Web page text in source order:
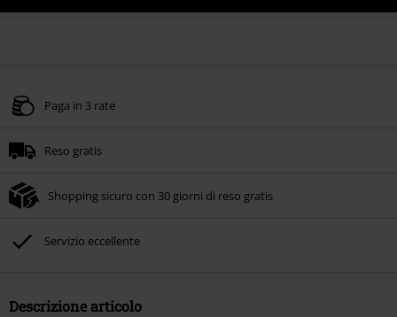
Paga in 3 rate
Reso gratis
Shopping sicuro con 30 giorni di reso gratis
Servizio eccellente
Descrizione articolo